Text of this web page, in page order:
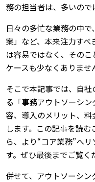
務の担当者は、多いので
日々の多忙な業務の中
案」など、本来注力す
は容易ではなく、その
ケースも少なくありませ
そこで本記事では、自
る「事務アウトソーシ
容、導入のメリット、
します。この記事を読
ら、より“コア業務”へ
す。ぜひ最後までご覧く
併せて、アウトソーシ